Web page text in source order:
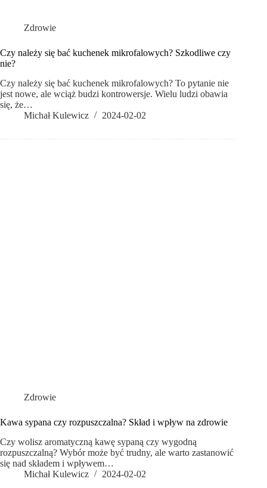
Zdrowie
Czy należy się bać kuchenek mikrofalowych? Szkodliwe czy
nie?
Czy należy się bać kuchenek mikrofalowych? To pytanie nie
jest nowe, ale wciąż budzi kontrowersje. Wielu ludzi obawia
się, że…
Michał Kulewicz
2024-02-02
Zdrowie
Kawa sypana czy rozpuszczalna? Skład i wpływ na zdrowie
Czy wolisz aromatyczną kawę sypaną czy wygodną
rozpuszczalną? Wybór może być trudny, ale warto zastanowić
się nad składem i wpływem…
Michał Kulewicz
2024-02-02